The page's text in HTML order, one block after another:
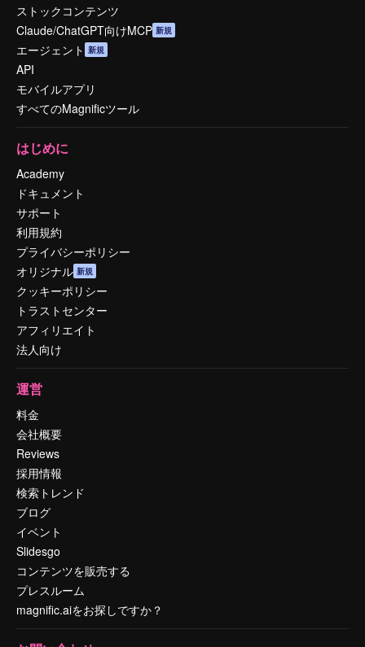
ストックコンテンツ
Claude/ChatGPT向けMCP 新規
エージェント 新規
API
モバイルアプリ
すべてのMagnificツール
はじめに
Academy
ドキュメント
サポート
利用規約
プライバシーポリシー
オリジナル 新規
クッキーポリシー
トラストセンター
アフィリエイト
法人向け
運営
料金
会社概要
Reviews
採用情報
検索トレンド
ブログ
イベント
Slidesgo
コンテンツを販売する
プレスルーム
magnific.aiをお探しですか？